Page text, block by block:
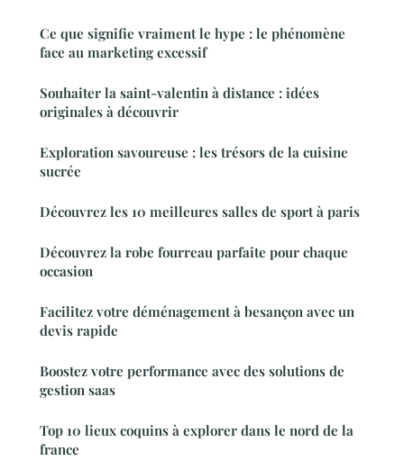
Ce que signifie vraiment le hype : le phénomène
face au marketing excessif
Souhaiter la saint-valentin à distance : idées
originales à découvrir
Exploration savoureuse : les trésors de la cuisine
sucrée
Découvrez les 10 meilleures salles de sport à paris
Découvrez la robe fourreau parfaite pour chaque
occasion
Facilitez votre déménagement à besançon avec un
devis rapide
Boostez votre performance avec des solutions de
gestion saas
Top 10 lieux coquins à explorer dans le nord de la
france